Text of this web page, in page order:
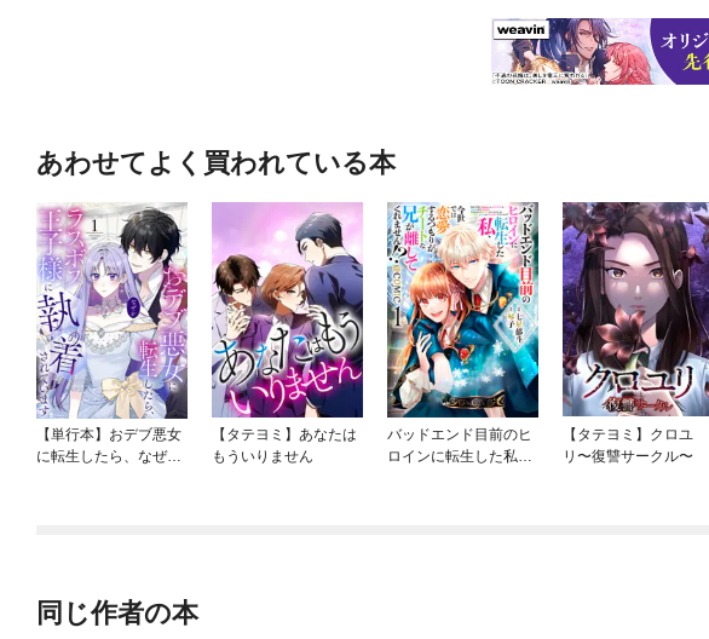
あわせてよく買われている本
【単行本】おデブ悪女
に転生したら、なぜか
【タテヨミ】あなたは
もういりません
バッドエンド目前のヒ
ロインに転生した私、
【タテヨミ】クロユ
リ〜復讐サークル〜
同じ作者の本